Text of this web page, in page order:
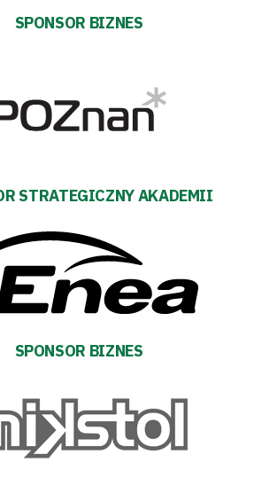
SPONSOR BIZNES
STRATEGICZNY AKADEMII
SPONSOR BIZNES